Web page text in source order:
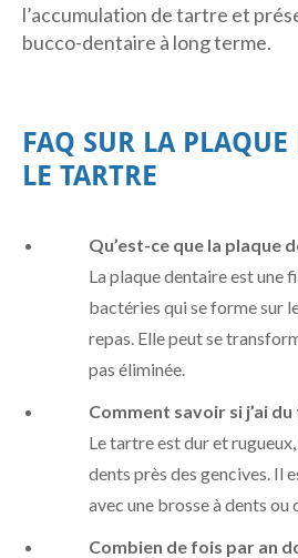
l’accumulation de tartre et
bucco-dentaire à long terme.
FAQ SUR LA
LE TARTRE
Qu’est-ce que la plaque
La plaque dentaire est une
bactéries qui se forme sur
repas. Elle peut se
pas éliminée.
Comment savoir si j’ai
Le tartre est dur et
dents près des gencives. Il
avec une brosse à dents ou
Combien de fois par an